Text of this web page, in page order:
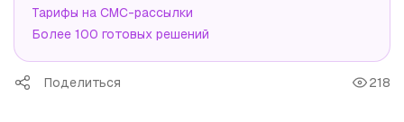
Тарифы на СМС-рассылки
Более 100 готовых решений
Поделиться 218